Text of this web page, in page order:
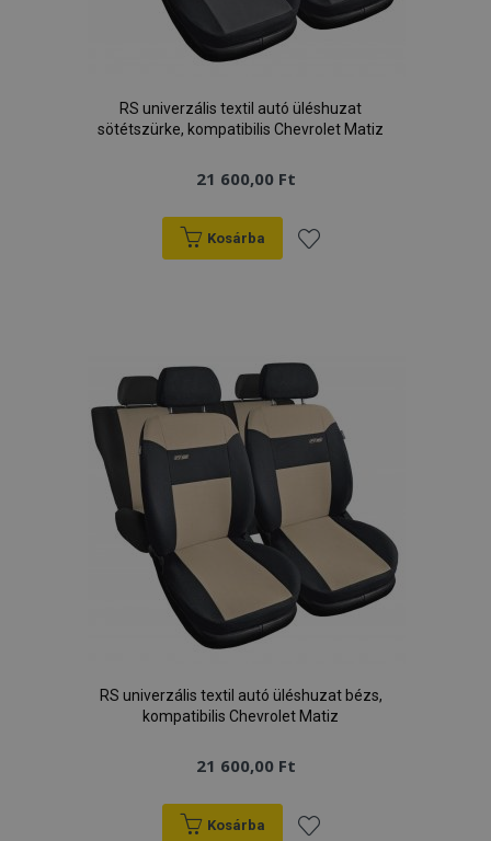
RS univerzális textil autó üléshuzat
sötétszürke, kompatibilis Chevrolet Matiz
21 600,00 Ft
Kosárba
kívánságlistához
RS univerzális textil autó üléshuzat bézs,
kompatibilis Chevrolet Matiz
21 600,00 Ft
Kosárba